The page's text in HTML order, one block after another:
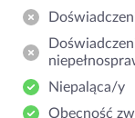
Niepaląca/y
Obecność